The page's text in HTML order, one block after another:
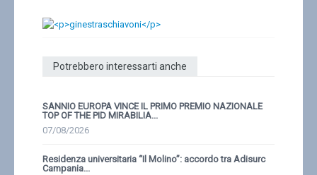
Potrebbero interessarti anche
SANNIO EUROPA VINCE IL PRIMO PREMIO NAZIONALE
TOP OF THE PID MIRABILIA...
07/08/2026
Residenza universitaria “Il Molino”: accordo tra Adisurc
Campania...